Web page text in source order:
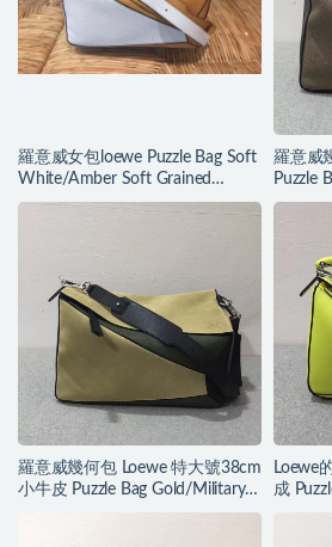
羅意威女包loewe Puzzle Bag Soft
White/Amber Soft Grained
Calf/Classic Ca
羅意威
Puzzle
精制而
羅意威幾何包 Loewe 特大號38cm
小牛皮 Puzzle Bag Gold/Military
Loewe
成